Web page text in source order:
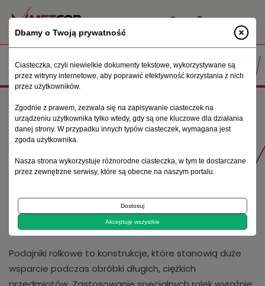
PL
PODAJNIKI ROLKOWE
Podajniki rolkowe to konstrukcje, które stanowią duże
wsparcie podczas obróbki długich, ciężkich
Dbamy o Twoją prywatność
Ciasteczka, czyli niewielkie dokumenty tekstowe, wykorzystywane są
przez witryny internetowe, aby poprawić efektywność korzystania z nich
przez użytkowników.
Zgodnie z prawem, zezwala się na zapisywanie ciasteczek na
urządzeniu użytkownika tylko wtedy, gdy są one kluczowe dla działania
danej strony. W przypadku innych typów ciasteczek, wymagana jest
zgoda użytkownika.
Nasza strona wykorzystuje różnorodne ciasteczka, w tym te dostarczane
przez zewnętrzne serwisy, które są obecne na naszym portalu.
Dostosuj
Akceptuję wszystkie